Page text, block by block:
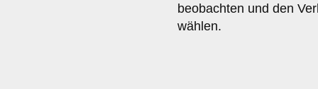
beobachten und den
wählen.